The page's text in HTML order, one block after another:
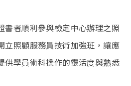
書者順利參與檢定中心辦理之照
立照顧服務員技術加強班，讓應
供學員術科操作的靈活度與熟悉